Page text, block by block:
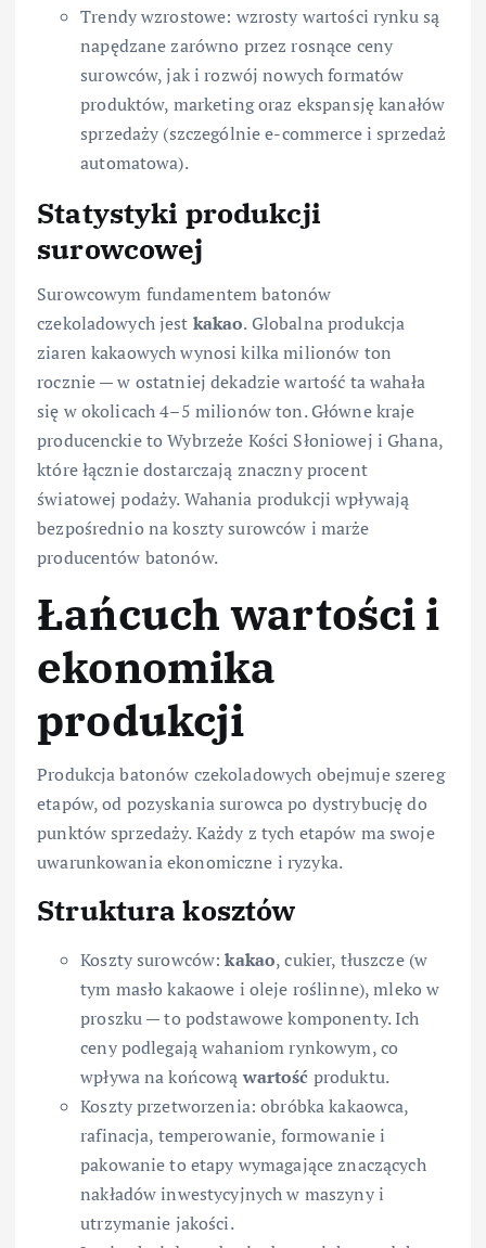
Trendy wzrostowe: wzrosty wartości rynku są
napędzane zarówno przez rosnące ceny
surowców, jak i rozwój nowych formatów
produktów, marketing oraz ekspansję kanałów
sprzedaży (szczególnie e-commerce i sprzedaż
automatowa).
Statystyki produkcji
surowcowej
Surowcowym fundamentem batonów
czekoladowych jest kakao. Globalna produkcja
ziaren kakaowych wynosi kilka milionów ton
rocznie — w ostatniej dekadzie wartość ta wahała
się w okolicach 4–5 milionów ton. Główne kraje
producenckie to Wybrzeże Kości Słoniowej i Ghana,
które łącznie dostarczają znaczny procent
światowej podaży. Wahania produkcji wpływają
bezpośrednio na koszty surowców i marże
producentów batonów.
Łańcuch wartości i
ekonomika
produkcji
Produkcja batonów czekoladowych obejmuje szereg
etapów, od pozyskania surowca po dystrybucję do
punktów sprzedaży. Każdy z tych etapów ma swoje
uwarunkowania ekonomiczne i ryzyka.
Struktura kosztów
Koszty surowców:kakao, cukier, tłuszcze (w
tym masło kakaowe i oleje roślinne), mleko w
proszku — to podstawowe komponenty. Ich
ceny podlegają wahaniom rynkowym, co
wpływa na końcowąwartość produktu.
Koszty przetworzenia: obróbka kakaowca,
rafinacja, temperowanie, formowanie i
pakowanie to etapy wymagające znaczących
nakładów inwestycyjnych w maszyny i
utrzymanie jakości.